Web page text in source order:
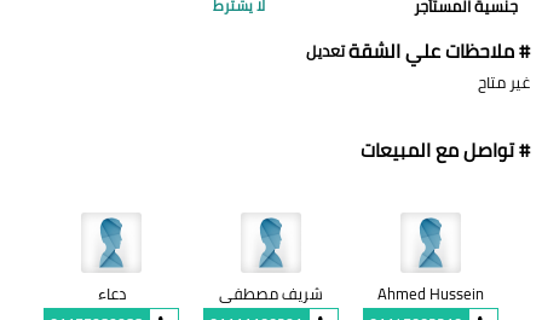
جنسية المستأجر لا يشترط
# ملاحظات علي الشقةتعديل
غير متاح
# تواصل مع المبيعات
Ahmed Hussein
شريف مصطفى
دعاء